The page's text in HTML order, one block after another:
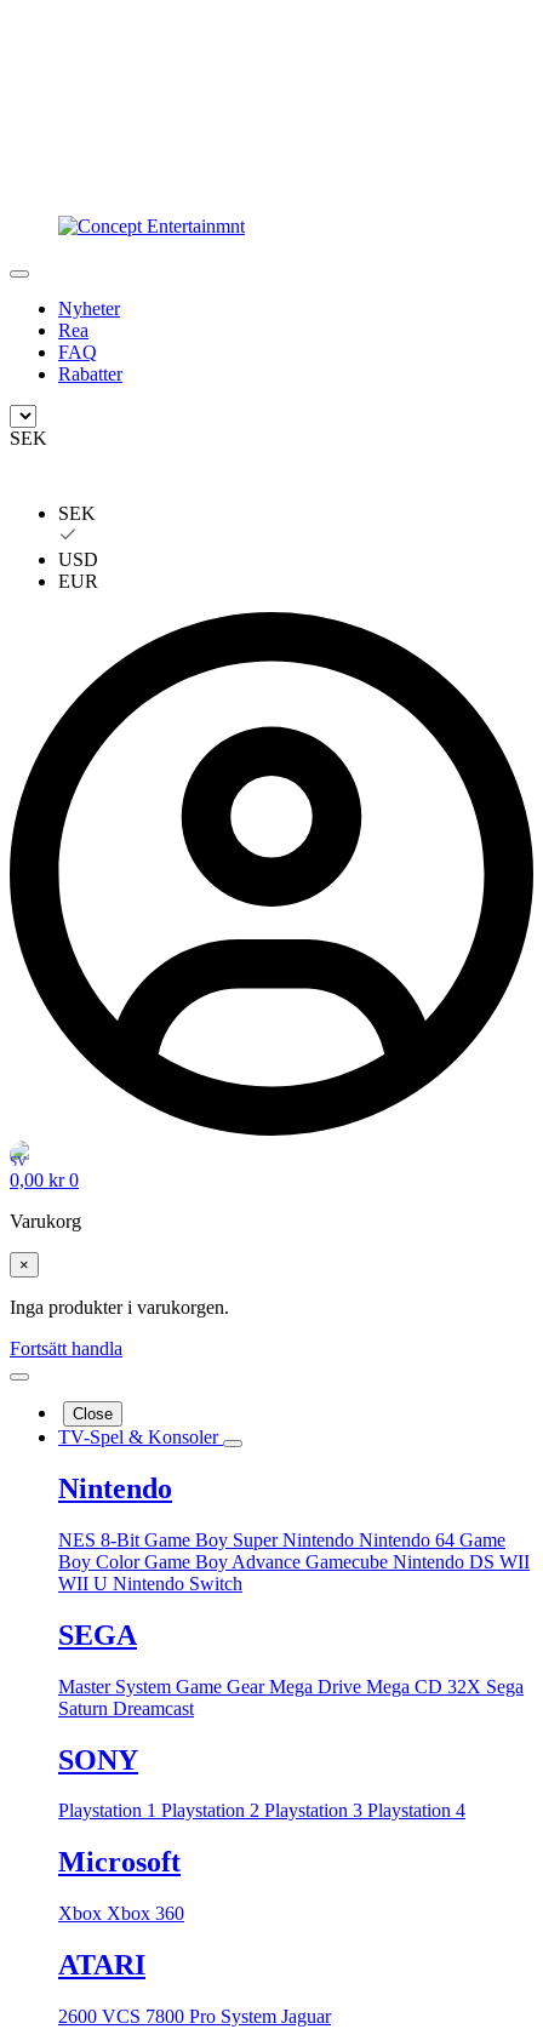
Nyheter
Rea
FAQ
Rabatter
SEK
SEK
USD
EUR
0,00 kr 0
Varukorg
×
Inga produkter i varukorgen.
Fortsätt handla
Close
TV-Spel & Konsoler
Nintendo
NES 8-Bit Game Boy Super Nintendo Nintendo 64 Game
Boy ColorGame Boy Advance Gamecube Nintendo DS WII
WII U Nintendo Switch
SEGA
Master System Game GearMega Drive Mega CD 32X Sega
Saturn Dreamcast
SONY
Playstation 1 Playstation 2 Playstation 3 Playstation 4
Microsoft
Xbox Xbox 360
ATARI
2600 VCS 7800 Pro System Jaguar